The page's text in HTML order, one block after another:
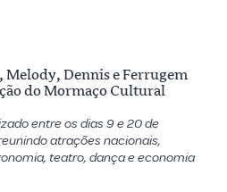
Melody, Dennis e Ferrugem
do Mormaço Cultural
entre os dias 9 e 20 de
atrações nacionais,
teatro, dança e economia